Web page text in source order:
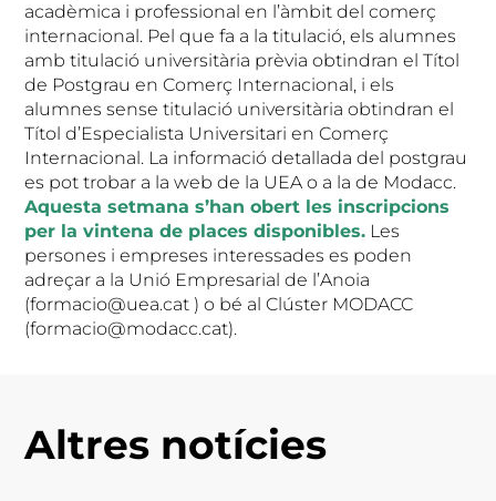
acadèmica i professional en l’àmbit del comerç
internacional. Pel que fa a la titulació, els alumnes
amb titulació universitària prèvia obtindran el Títol
de Postgrau en Comerç Internacional, i els
alumnes sense titulació universitària obtindran el
Títol d’Especialista Universitari en Comerç
Internacional. La informació detallada del postgrau
es pot trobar a la web de la UEA o a la de Modacc.
Aquesta setmana s’han obert les inscripcions
per la vintena de places disponibles. Les
persones i empreses interessades es poden
adreçar a la Unió Empresarial de l’Anoia
(formacio@uea.cat ) o bé al Clúster MODACC
(formacio@modacc.cat).
Altres notícies